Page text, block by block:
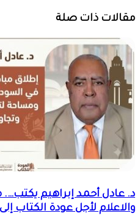
مقالات ذات صلة
د. عادل أحمد إبراهيم يكتب….
والاعلام لأجل عودة الكتاب